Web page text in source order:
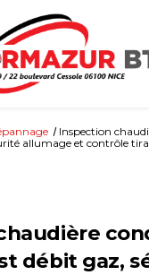
Inspection
allumage et contrôle
débit gaz,